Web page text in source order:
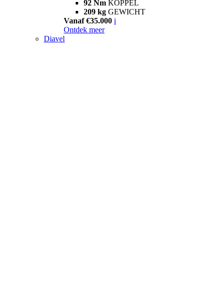
92 Nm KOPPEL
209 kg GEWICHT
Vanaf €35.000 i
Ontdek meer
Diavel